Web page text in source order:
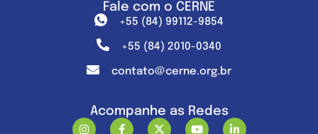
Fale com o CERNE
+55 (84) 99112-9854
+55 (84) 2010-0340
contato@cerne.org.br
Acompanhe as Redes